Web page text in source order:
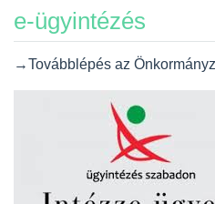
e-ügyintézés
→Továbblépés az